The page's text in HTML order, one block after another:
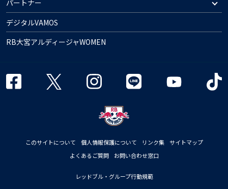
パートナー
デジタルVAMOS
RB大宮アルディージャWOMEN
このサイトについて 個人情報保護について リンク集
サイトマップ
よくあるご質問
お問い合わせ窓口
レッドブル・グループ行動規範